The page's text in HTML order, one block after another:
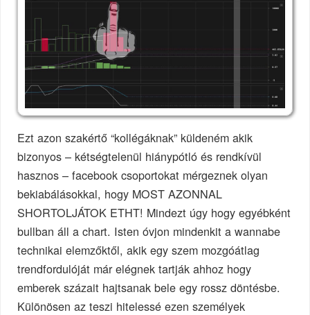
Ezt azon szakértő “kollégáknak” küldeném akik
bizonyos – kétségtelenül hiánypótló és rendkívül
hasznos – facebook csoportokat mérgeznek olyan
bekiabálásokkal, hogy MOST AZONNAL
SHORTOLJÁTOK ETHT! Mindezt úgy hogy egyébként
bullban áll a chart. Isten óvjon mindenkit a wannabe
technikai elemzőktől, akik egy szem mozgóátlag
trendfordulóját már elégnek tartják ahhoz hogy
emberek százait hajtsanak bele egy rossz döntésbe.
Különösen az teszi hitelessé ezen személyek